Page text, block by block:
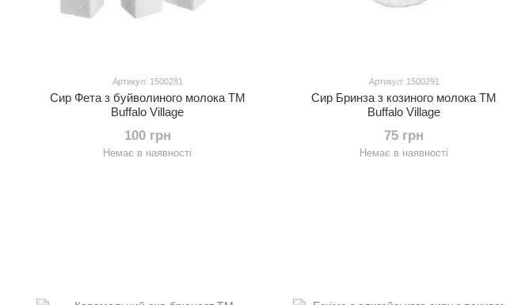
Артикул: 1500281
Сир Фета з буйволиного молока ТМ
Buffalo Village
100 грн
Немає в наявності
Артикул: 1500291
Сир Бринза з козиного молока ТМ
Buffalo Village
75 грн
Немає в наявності